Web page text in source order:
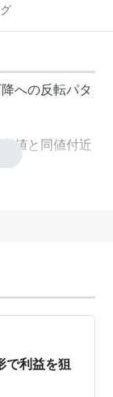
への反転パタ
値と同値付近
の山と谷の値
で利益を狙